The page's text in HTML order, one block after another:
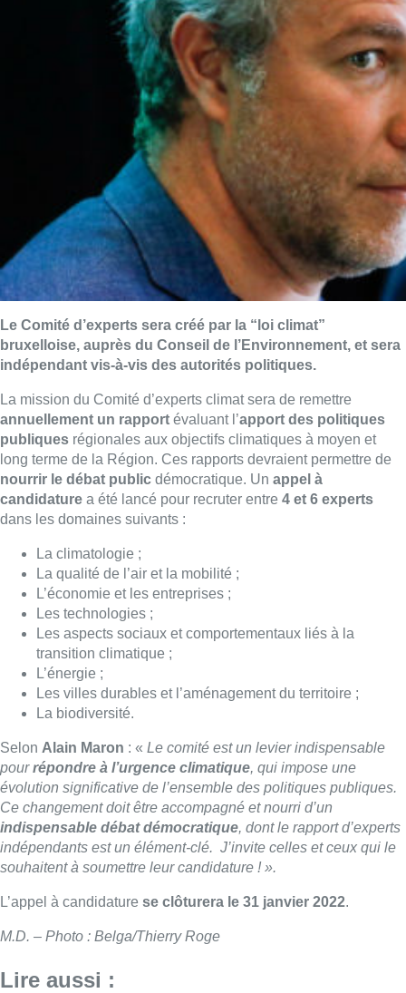
Le Comité d’experts sera créé par la “loi climat”
bruxelloise, auprès du Conseil de l’Environnement, et sera
indépendant vis-à-vis des autorités politiques.
La mission du Comité d’experts climat sera de remettre
annuellement un rapport évaluant l’apport des politiques
publiques régionales aux objectifs climatiques à moyen et
long terme de la Région. Ces rapports devraient permettre de
nourrir le débat public démocratique. Un appel à
candidature a été lancé pour recruter entre 4 et 6 experts
dans les domaines suivants :
La climatologie ;
La qualité de l’air et la mobilité ;
L’économie et les entreprises ;
Les technologies ;
Les aspects sociaux et comportementaux liés à la
transition climatique ;
L’énergie ;
Les villes durables et l’aménagement du territoire ;
La biodiversité.
Selon Alain Maron : « Le comité est un levier indispensable
pourrépondre à l’urgence climatique, qui impose une
évolution significative de l’ensemble des politiques publiques.
Ce changement doit être accompagné et nourri d’un
indispensable débat démocratique, dont le rapport d’experts
indépendants est un élément-clé. J’invite celles et ceux qui le
souhaitent à soumettre leur candidature ! ».
L’appel à candidature se clôturera le 31 janvier 2022.
M.D. – Photo : Belga/Thierry Roge
Lire aussi :